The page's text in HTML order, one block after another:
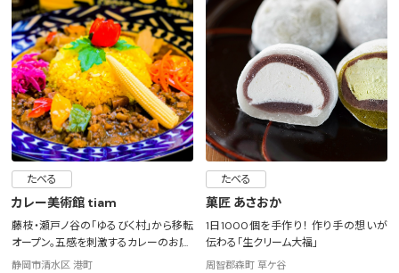
たべる
カレー美術館 tiam
藤枝・瀬戸ノ谷の「ゆるびく村」から移転
オープン。五感を刺激するカレーのお店
静岡市清水区 港町
たべる
菓匠 あさおか
1日1000個を手作り！ 作り手の想いが
伝わる「生クリーム大福」
周智郡森町 草ケ谷